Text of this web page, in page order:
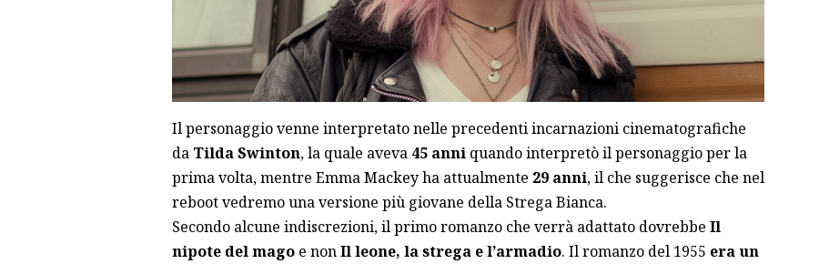
Il personaggio venne interpretato nelle precedenti incarnazioni cinematografiche
da Tilda Swinton, la quale aveva 45 anniquando interpretò il personaggio per la
prima volta, mentre Emma Mackey ha attualmente 29 anni, il che suggerisce che nel
reboot vedremo una versione più giovane della Strega Bianca.
Secondo alcune indiscrezioni, il primo romanzo che verrà adattato dovrebbe Il
nipote del mago e nonIl leone, la strega e l’armadio. Il romanzo del 1955 era un